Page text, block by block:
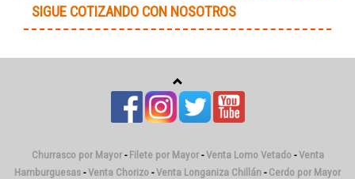
SIGUE COTIZANDO CON NOSOTROS
Churrasco por Mayor- Filete por Mayor-Venta Lomo Vetado-Venta
Hamburguesas -Venta Chorizo -Venta Longaniza Chillán - Cerdo por Mayor